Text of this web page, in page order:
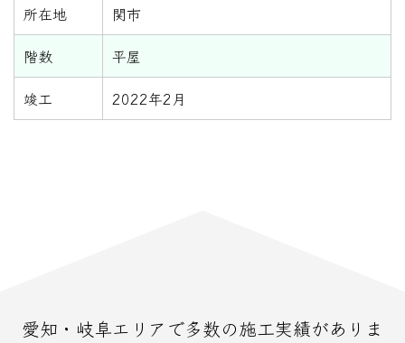
所在地
関市
階数
平屋
竣工
2022年2月
愛知・岐阜エリアで多数の施工実績がありま